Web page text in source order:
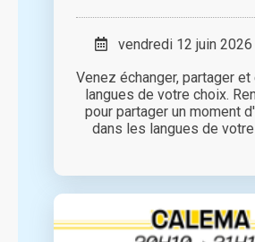
vendredi 12 juin 2026
Venez échanger, partager
langues de votre choix.
pour partager un moment
dans les langues de votre